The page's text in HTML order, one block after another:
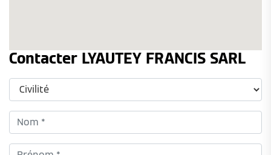
Contacter LYAUTEY FRANCIS SARL